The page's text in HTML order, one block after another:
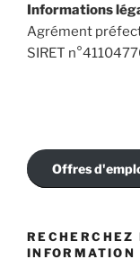
Informations
Agrément
SIRET
Offres
RECHERCHEZ
INFORMATION